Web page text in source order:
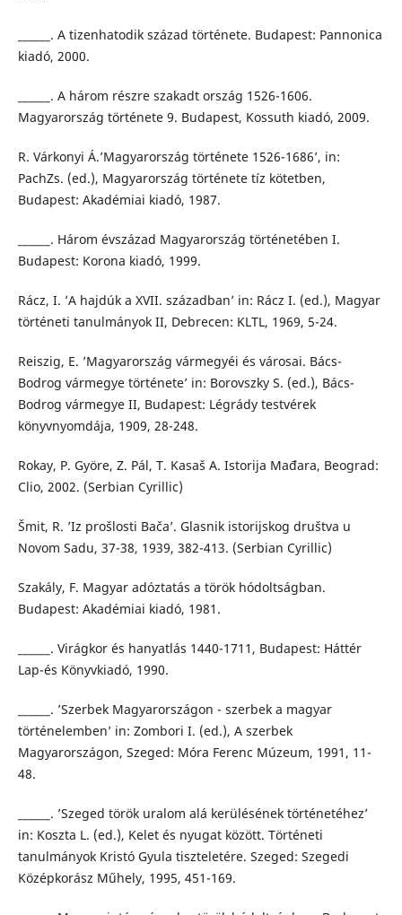
______. A tizenhatodik század története. Budapest: Pannonica
kiadó, 2000.
______. A három részre szakadt ország 1526-1606.
Magyarország története 9. Budapest, Kossuth kiadó, 2009.
R. Várkonyi Á.’Magyarország története 1526-1686’, in:
PachZs. (ed.), Magyarország története tíz kötetben,
Budapest: Akadémiai kiadó, 1987.
______. Három évszázad Magyarország történetében I.
Budapest: Korona kiadó, 1999.
Rácz, I. ’A hajdúk a XVII. században’ in: Rácz I. (ed.), Magyar
történeti tanulmányok II, Debrecen: KLTL, 1969, 5-24.
Reiszig, E. ’Magyarország vármegyéi és városai. Bács-
Bodrog vármegye története’ in: Borovszky S. (ed.), Bács-
Bodrog vármegye II, Budapest: Légrády testvérek
könyvnyomdája, 1909, 28-248.
Rokay, P. Györe, Z. Pál, T. Kasaš A. Istorija Mađara, Beograd:
Clio, 2002. (Serbian Cyrillic)
Šmit, R. ’Iz prošlosti Bača’. Glasnik istorijskog društva u
Novom Sadu, 37-38, 1939, 382-413. (Serbian Cyrillic)
Szakály, F. Magyar adóztatás a török hódoltságban.
Budapest: Akadémiai kiadó, 1981.
______. Virágkor és hanyatlás 1440-1711, Budapest: Háttér
Lap-és Könyvkiadó, 1990.
______. ’Szerbek Magyarországon - szerbek a magyar
történelemben’ in: Zombori I. (ed.), A szerbek
Magyarországon, Szeged: Móra Ferenc Múzeum, 1991, 11-
48.
______. ’Szeged török uralom alá kerülésének történetéhez’
in: Koszta L. (ed.), Kelet és nyugat között. Történeti
tanulmányok Kristó Gyula tiszteletére. Szeged: Szegedi
Középkorász Műhely, 1995, 451-169.